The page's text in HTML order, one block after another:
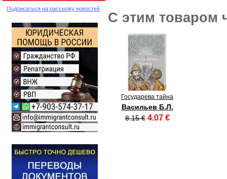
Подписаться на рассылку новостей
С этим товаром
Государева тайна
Васильев Б.Л.
8.15 € 4.07 €